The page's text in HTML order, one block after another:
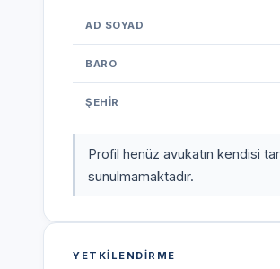
AD SOYAD
BARO
ŞEHIR
Profil henüz avukatın kendisi
sunulmamaktadır.
YETKILENDIRME